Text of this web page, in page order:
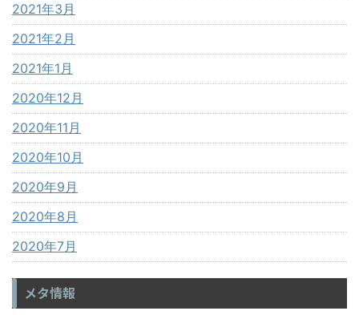
2021年3月
2021年2月
2021年1月
2020年12月
2020年11月
2020年10月
2020年9月
2020年8月
2020年7月
メタ情報